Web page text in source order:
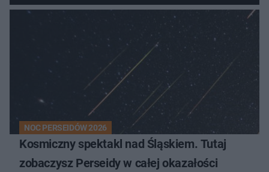
NOC PERSEIDÓW 2026
Kosmiczny spektakl nad Śląskiem. Tutaj
zobaczysz Perseidy w całej okazałości